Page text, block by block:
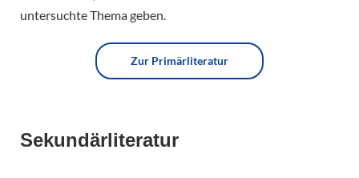
untersuchte Thema geben.
Zur Primärliteratur
Sekundärliteratur